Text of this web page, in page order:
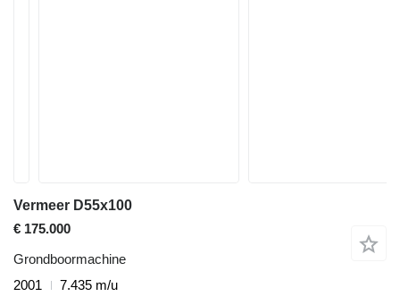
Vermeer D55x100
€ 175.000
Grondboormachine
2001
7.435 m/u